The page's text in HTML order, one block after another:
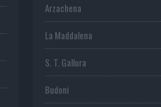
Arzachena
La Maddalena
S. T. Gallura
Budoni